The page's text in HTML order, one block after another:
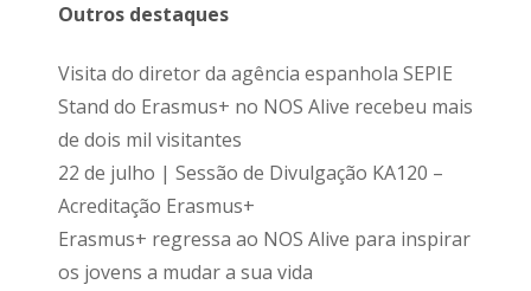
Outros destaques
Visita do diretor da agência espanhola SEPIE
Stand do Erasmus+ no NOS Alive recebeu mais
de dois mil visitantes
22 de julho | Sessão de Divulgação KA120 –
Acreditação Erasmus+
Erasmus+ regressa ao NOS Alive para inspirar
os jovens a mudar a sua vida